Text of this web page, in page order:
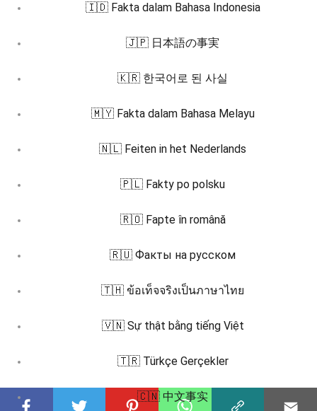
🇮🇩 Fakta dalam Bahasa Indonesia
🇯🇵 日本語の事実
🇰🇷 한국어로 된 사실
🇲🇾 Fakta dalam Bahasa Melayu
🇳🇱 Feiten in het Nederlands
🇵🇱 Fakty po polsku
🇷🇴 Fapte în română
🇷🇺 Факты на русском
🇹🇭 ข้อเท็จจริงเป็นภาษาไทย
🇻🇳 Sự thật bằng tiếng Việt
🇹🇷 Türkçe Gerçekler
🇨🇳 中文事实